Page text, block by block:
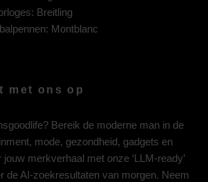
Breitling
Montblanc
met ons op
Bereik de moderne man in de
mode, gezondheid, gadgets en
merkverhaal met onze ‘LLM-ready’
de AI-zoekresultaten van morgen. Neem